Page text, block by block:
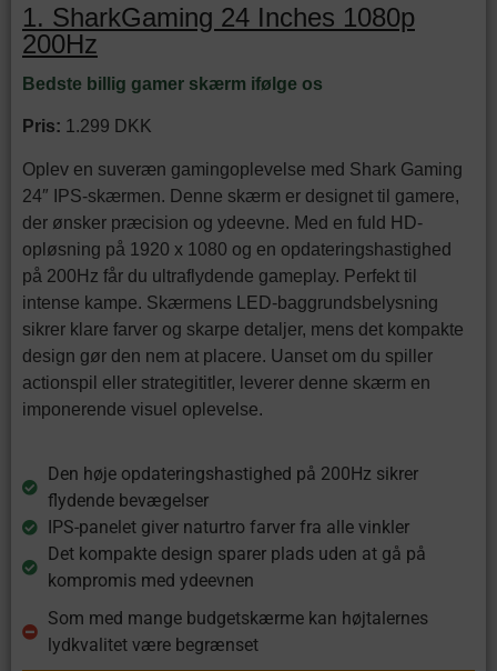
1. SharkGaming 24 Inches 1080p
200Hz
Bedste billig gamer skærm ifølge os
Pris: 1.299 DKK
Oplev en suveræn gamingoplevelse med Shark Gaming
24″ IPS-skærmen. Denne skærm er designet til gamere,
der ønsker præcision og ydeevne. Med en fuld HD-
opløsning på 1920 x 1080 og en opdateringshastighed
på 200Hz får du ultraflydende gameplay. Perfekt til
intense kampe. Skærmens LED-baggrundsbelysning
sikrer klare farver og skarpe detaljer, mens det kompakte
design gør den nem at placere. Uanset om du spiller
actionspil eller strategititler, leverer denne skærm en
imponerende visuel oplevelse.
Den høje opdateringshastighed på 200Hz sikrer
flydende bevægelser
IPS-panelet giver naturtro farver fra alle vinkler
Det kompakte design sparer plads uden at gå på
kompromis med ydeevnen
Som med mange budgetskærme kan højtalernes
lydkvalitet være begrænset